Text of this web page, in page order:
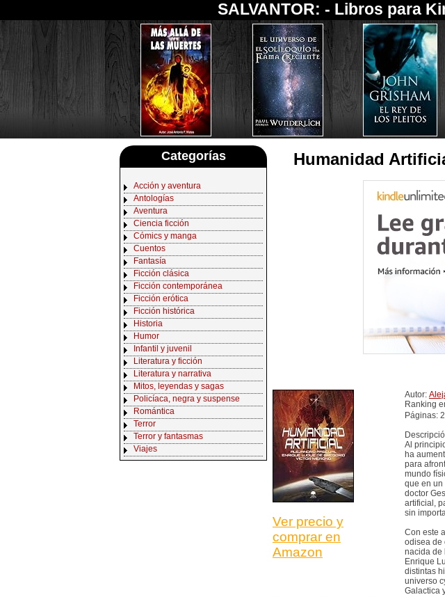
SALVANTOR: - Libros para
Categorías
Acción y aventura
Antologías
Aventura
Ciencia ficción
Cómics y manga
Cuentos
Fantasía
Ficción clásica
Ficción contemporánea
Ficción erótica
Ficción histórica
Historia
Humor
Infantil y juvenil
Literatura y ficción
Literatura y narrativa
Mitos, leyendas y sagas
Policíaca, negra y suspense
Romántica
Terror
Terror y fantasmas
Viajes
Humanidad
Ver precio y
comprar en
Amazon
Autor:
Ranking
Páginas:
Al
ha
para
mundo
que en un
doctor
artificial,
sin
Con este
odisea de
nacida de
Enrique
distintas
universo
Galactica